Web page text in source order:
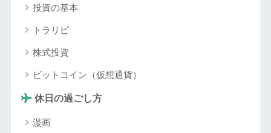
投資の基本
トラリピ
株式投資
ビットコイン（仮想通貨）
休日の過ごし方
漫画